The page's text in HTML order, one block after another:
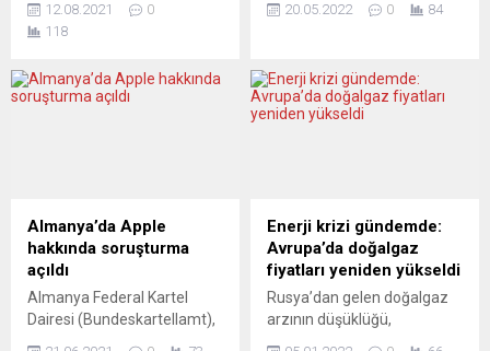
sıkıntılar nedeniyle
startupların oranı
41’inci sırada yer aldı.
Hannover Leibniz
analiz eden “2020/2021
Küresel Girişimcilik İzleme
Ülke Raporu” yayınlandı.
Rapora göre, Siemens ve
Adidas gibi uluslararası...
12.08.2021
0
118
olarak değerlendirilirken,
başarısız olduğuna, ağır
kayıplar verdiğine ve belirli
askeri operasyonlara
giderek daha fazla
müdahale ettiğini bildiriyor.
Avrupa basını, ülke içindeki...
20.05.2022 0 84
Almanya’da Apple
hakkında soruşturma
açıldı
Almanya Federal Kartel
Dairesi (Bundeskartellamt),
Enerji krizi gündemde:
Avrupa’da doğalgaz
fiyatları yeniden yükseldi
Rusya’dan gelen doğalgaz
arzının düşüklüğü,